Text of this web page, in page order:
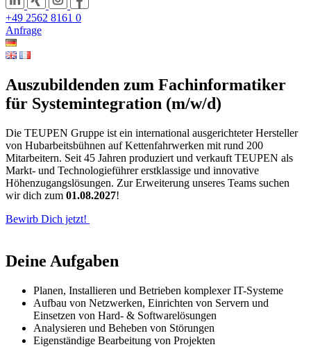
+49 2562 8161 0
Anfrage
Auszubildenden zum Fachinformatiker
für Systemintegration (m/w/d)
Die TEUPEN Gruppe ist ein international ausgerichteter Hersteller
von Hubarbeitsbühnen auf Kettenfahrwerken mit rund 200
Mitarbeitern. Seit 45 Jahren produziert und verkauft TEUPEN als
Markt- und Technologieführer erstklassige und innovative
Höhenzugangslösungen. Zur Erweiterung unseres Teams suchen
wir dich zum 01.08.2027!
Bewirb Dich jetzt!
Deine Aufgaben
Planen, Installieren und Betrieben komplexer IT-Systeme
Aufbau von Netzwerken, Einrichten von Servern und
Einsetzen von Hard- & Softwarelösungen
Analysieren und Beheben von Störungen
Eigenständige Bearbeitung von Projekten